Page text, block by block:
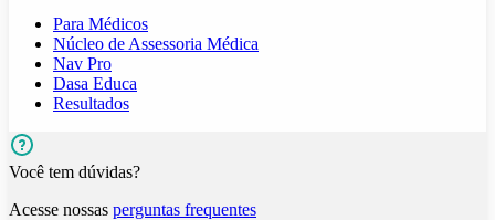
Para Médicos
Núcleo de Assessoria Médica
Nav Pro
Dasa Educa
Resultados
Você tem dúvidas?
Acesse nossas perguntas frequentes